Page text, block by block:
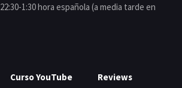
22:30-1:30 hora española (a media tarde en
Curso YouTube
Reviews